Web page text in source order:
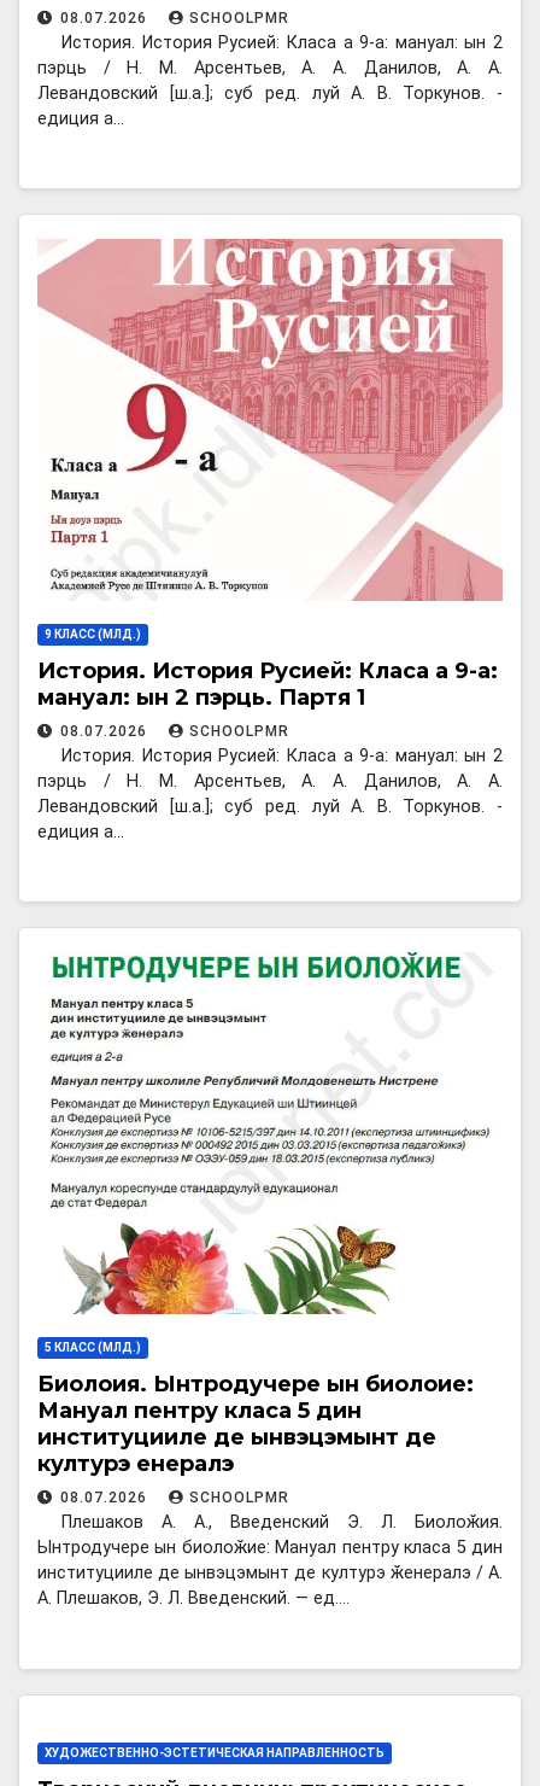
08.07.2026 SCHOOLPMR
История. История Русией: Класа а 9-а: мануал: ын 2
пэрць / Н. М. Арсентьев, А. А. Данилов, А. А.
Левандовский [ш.а.]; суб ред. луй А. В. Торкунов. -
едиция а…
9 КЛАСС (МЛД.)
История. История Русией: Класа а 9-а:
мануал: ын 2 пэрць. Партя 1
08.07.2026 SCHOOLPMR
История. История Русией: Класа а 9-а: мануал: ын 2
пэрць / Н. М. Арсентьев, А. А. Данилов, А. А.
Левандовский [ш.а.]; суб ред. луй А. В. Торкунов. -
едиция а…
5 КЛАСС (МЛД.)
Биолоӂия. Ынтродучере ын биолоӂие:
Мануал пентру класа 5 дин
институцииле де ынвэцэмынт де
културэ ӂенералэ
08.07.2026 SCHOOLPMR
Плешаков А. А., Введенский Э. Л. Биолоӂия.
Ынтродучере ын биолоӂие: Мануал пентру класа 5 дин
институцииле де ынвэцэмынт де културэ ӂенералэ / А.
А. Плешаков, Э. Л. Введенский. — ед.…
ХУДОЖЕСТВЕННО-ЭСТЕТИЧЕСКАЯ НАПРАВЛЕННОСТЬ